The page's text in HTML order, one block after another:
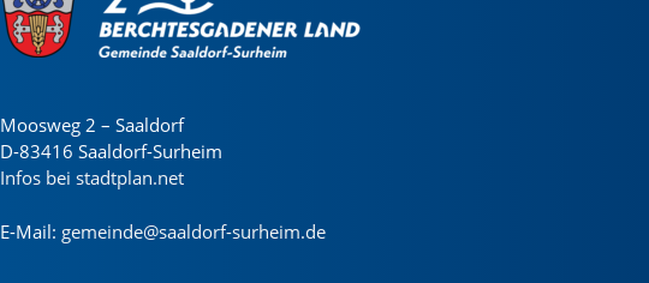
Moosweg 2 – Saaldorf
D-83416 Saaldorf-Surheim
Infos bei stadtplan.net
E-Mail: gemeinde@saaldorf-surheim.de